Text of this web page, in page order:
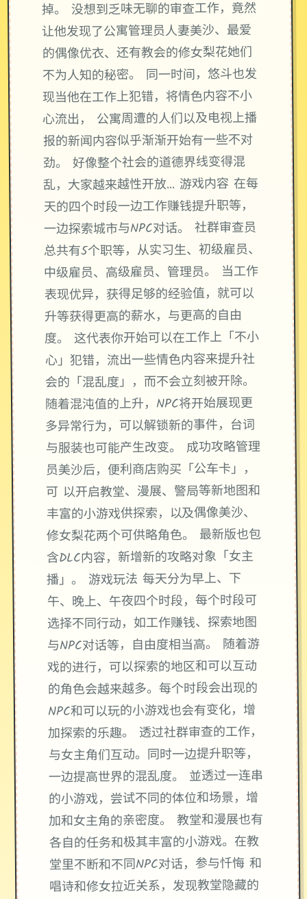
掉。 没想到乏味无聊的审查工作，竟然
让他发现了公寓管理员人妻美沙、最爱
的偶像优衣、还有教会的修女梨花她们
不为人知的秘密。 同一时间，悠斗也发
现当他在工作上犯错，将情色内容不小
心流出， 公寓周遭的人们以及电视上播
报的新闻内容似乎渐渐开始有一些不对
劲。 好像整个社会的道德界线变得混
乱，大家越来越性开放… 游戏内容 在每
天的四个时段一边工作赚钱提升职等，
一边探索城市与NPC对话。 社群审查员
总共有5个职等，从实习生、初级雇员、
中级雇员、高级雇员、管理员。 当工作
表现优异，获得足够的经验值，就可以
升等获得更高的薪水，与更高的自由
度。 这代表你开始可以在工作上「不小
心」犯错，流出一些情色内容来提升社
会的「混乱度」，而不会立刻被开除。
随着混沌值的上升，NPC将开始展现更
多异常行为，可以解锁新的事件，台词
与服装也可能产生改变。 成功攻略管理
员美沙后，便利商店购买「公车卡」，
可 以开启教堂、漫展、警局等新地图和
丰富的小游戏供探索，以及偶像美沙、
修女梨花两个可供略角色。 最新版也包
含DLC内容，新增新的攻略对象「女主
播」。 游戏玩法 每天分为早上、下
午、晚上、午夜四个时段，每个时段可
选择不同行动，如工作赚钱、探索地图
与NPC对话等，自由度相当高。 随着游
戏的进行，可以探索的地区和可以互动
的角色会越来越多。每个时段会出现的
NPC和可以玩的小游戏也会有变化，增
加探索的乐趣。 透过社群审查的工作，
与女主角们互动。同时一边提升职等，
一边提高世界的混乱度。 並透过一连串
的小游戏，尝试不同的体位和场景，增
加和女主角的亲密度。 教堂和漫展也有
各自的任务和极其丰富的小游戏。在教
堂里不断和不同NPC对话，参与忏悔 和
唱诗和修女拉近关系，发现教堂隐藏的